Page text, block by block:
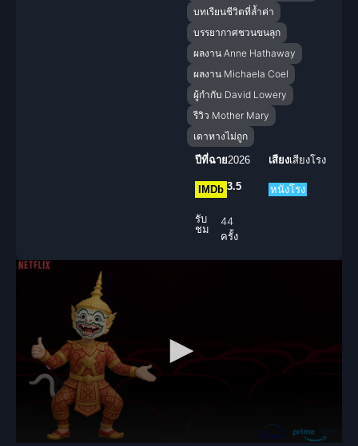
บทเรียนชีวิตที่ล้ำค่า
บรรยากาศชวนขนลุก
ผลงาน Anne Hathaway
ผลงาน Michaela Coel
ผู้กำกับ David Lowery
รีวิว Mother Mary
เดาทางไม่ถูก
ปีที่ฉาย2026 เสียงเสียงโรง
IMDb 3.5 หนังโรง
รับ
ชม
44
ครั้ง